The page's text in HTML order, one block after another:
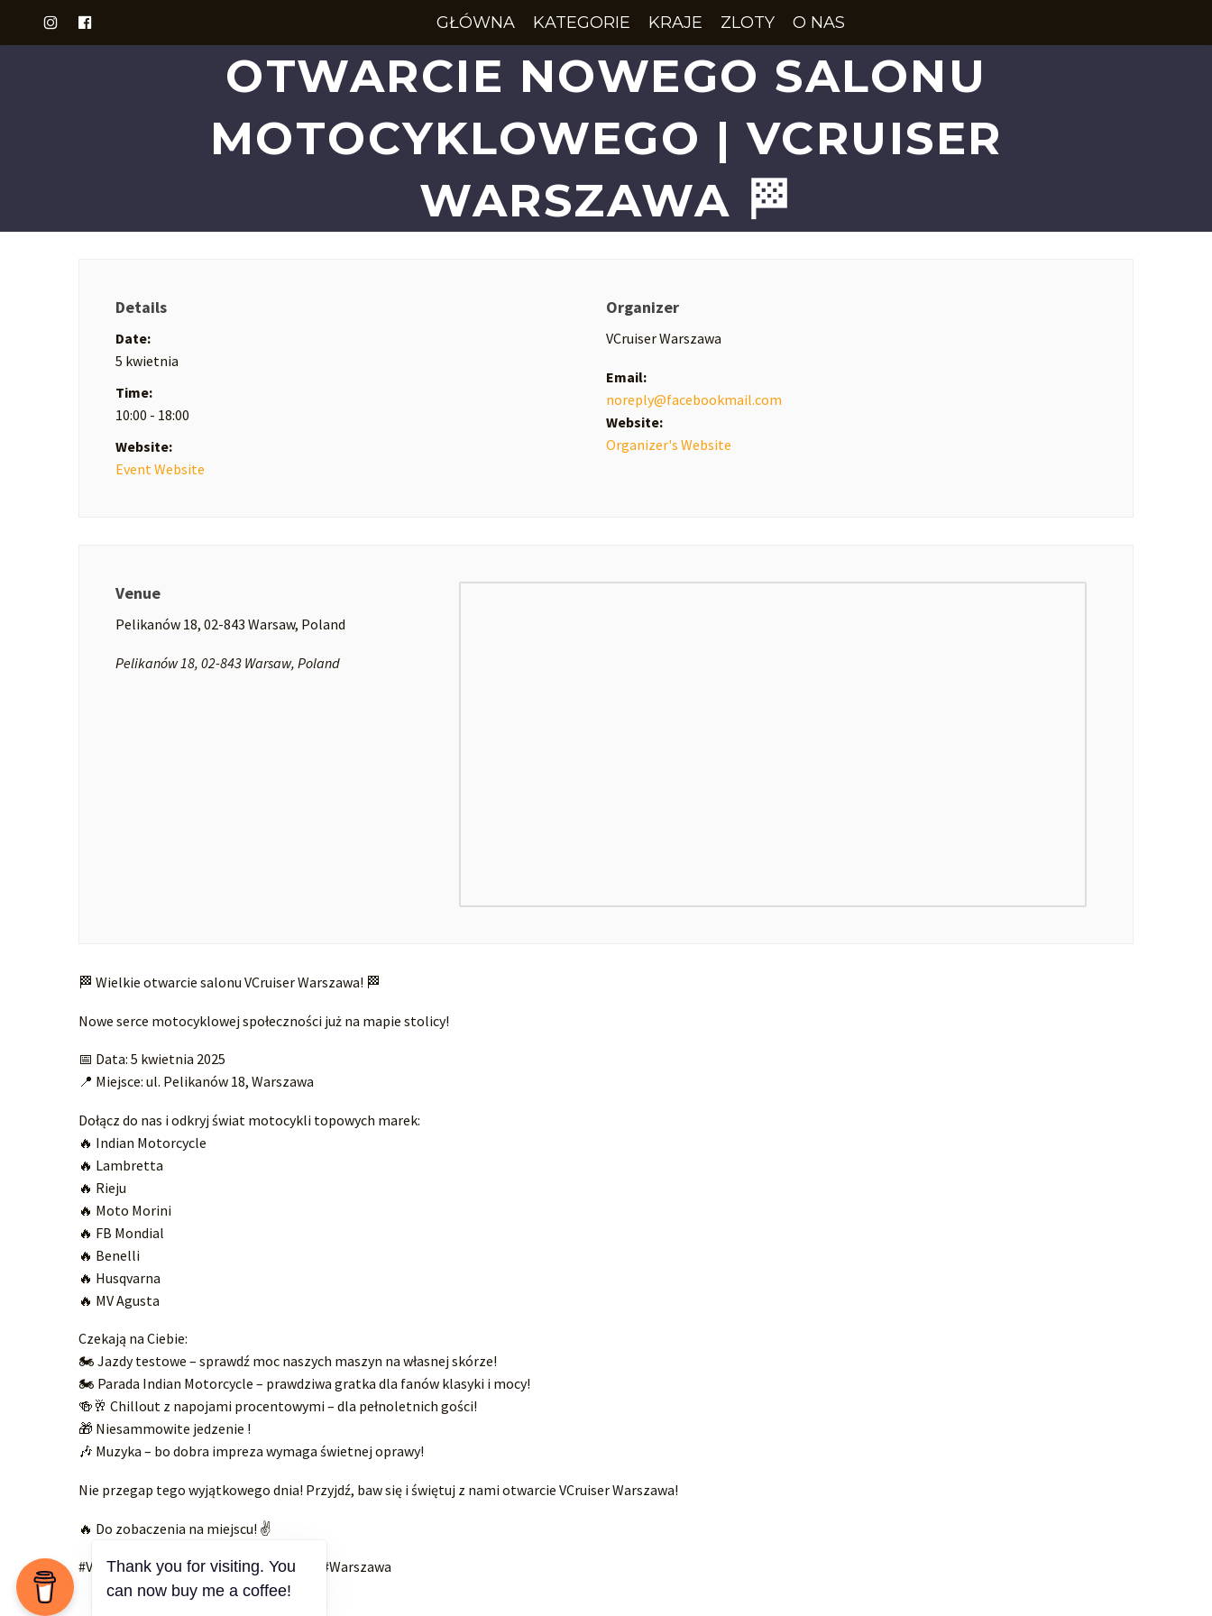
GŁÓWNA KATEGORIE KRAJE ZLOTY O NAS
OTWARCIE NOWEGO SALONU
MOTOCYKLOWEGO | VCRUISER
WARSZAWA 🏁
Details
Date:
5 kwietnia
Time:
10:00 - 18:00
Website:
Event Website
Organizer
VCruiser Warszawa
Email:
noreply@facebookmail.com
Website:
Organizer's Website
Venue
Pelikanów 18, 02-843 Warsaw, Poland
Pelikanów 18, 02-843 Warsaw, Poland
🏁 Wielkie otwarcie salonu VCruiser Warszawa! 🏁
Nowe serce motocyklowej społeczności już na mapie stolicy!
📅 Data: 5 kwietnia 2025
📍 Miejsce: ul. Pelikanów 18, Warszawa
Dołącz do nas i odkryj świat motocykli topowych marek:
🔥 Indian Motorcycle
🔥 Lambretta
🔥 Rieju
🔥 Moto Morini
🔥 FB Mondial
🔥 Benelli
🔥 Husqvarna
🔥 MV Agusta
Czekają na Ciebie:
🏍️ Jazdy testowe – sprawdź moc naszych maszyn na własnej skórze!
🏍️ Parada Indian Motorcycle – prawdziwa gratka dla fanów klasyki i mocy!
🍻🥂 Chillout z napojami procentowymi – dla pełnoletnich gości!
🎁 Niesammowite jedzenie !
🎶 Muzyka – bo dobra impreza wymaga świetnej oprawy!
Nie przegap tego wyjątkowego dnia! Przyjdź, baw się i świętuj z nami otwarcie VCruiser Warszawa!
🔥 Do zobaczenia na miejscu! ✌️
#VCruiser #OtwarcieSalonu #Motocykle #Warszawa
Thank you for visiting. You
can now buy me a coffee!